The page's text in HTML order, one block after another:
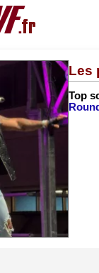
Les
Top
Round